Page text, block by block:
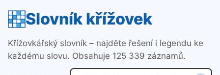
Slovník křížovek
Křížovkářský slovník – najděte řešení i legendu ke
každému slovu. Obsahuje 125 339 záznamů.